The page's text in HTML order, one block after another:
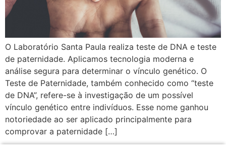
O Laboratório Santa Paula realiza teste de DNA e teste
de paternidade. Aplicamos tecnologia moderna e
análise segura para determinar o vínculo genético. O
Teste de Paternidade, também conhecido como “teste
de DNA”, refere-se à investigação de um possível
vínculo genético entre indivíduos. Esse nome ganhou
notoriedade ao ser aplicado principalmente para
comprovar a paternidade […]